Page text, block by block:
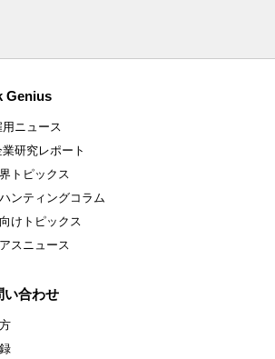
Genius
用ニュース
研究レポート
トピックス
ンティングコラム
けトピックス
スニュース
い合わせ